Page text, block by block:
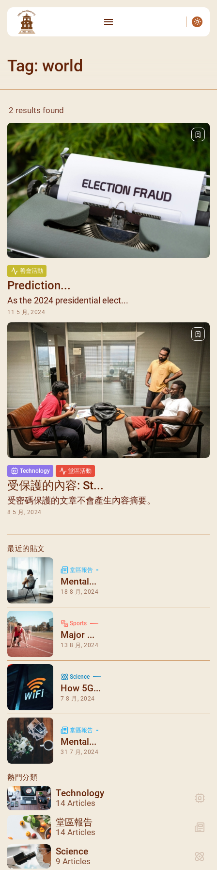
Tag: world
2 results found
善會活動
Prediction...
As the 2024 presidential elect...
11 5 月, 2024
Technology 堂區活動
受保護的內容: St...
受密碼保護的文章不會產生內容摘要。
8 5 月, 2024
最近的貼文
堂區報告
Mental...
18 8 月, 2024
Sports
Major ...
13 8 月, 2024
Science
How 5G...
7 8 月, 2024
堂區報告
Mental...
31 7 月, 2024
熱門分類
Technology
14 Articles
堂區報告
14 Articles
Science
9 Articles